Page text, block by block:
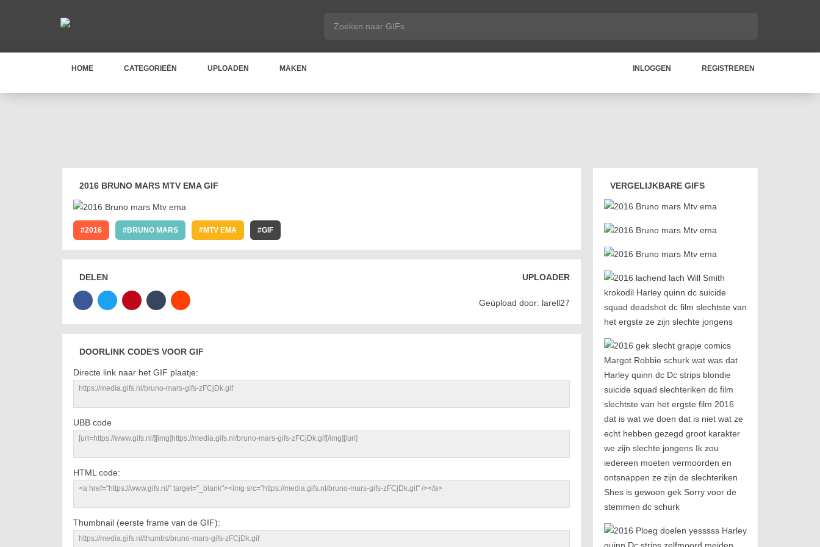
HOME CATEGORIEËN UPLOADEN MAKEN INLOGGEN REGISTREREN
2016 BRUNO MARS MTV EMA GIF
2016 BRUNO MARS MTV EMA GIF
DELEN UPLOADER
Geüpload door: larell27
DOORLINK CODE'S VOOR GIF
Directe link naar het GIF plaatje:
UBB code
HTML code:
Thumbnail (eerste frame van de GIF):
VERGELIJKBARE GIFS